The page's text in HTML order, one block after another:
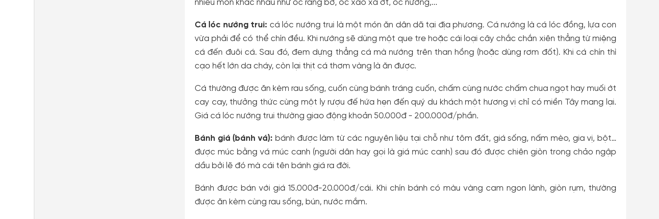
nhiều món khác nhau như ốc rang bơ, ốc xào xả ớt, ốc nướng,...
Cá lóc nướng trui: cá lóc nướng trui là một món ăn dân dã tại địa phương. Cá nướng là cá lóc đồng, lựa con
vừa phải để có thể chín đều. Khi nướng sẽ dùng một que tre hoặc cái loại cây chắc chắn xiên thẳng từ miệng
cá đến đuôi cá. Sau đó, đem dựng thẳng cá mà nướng trên than hồng (hoặc dùng rơm đốt). Khi cá chín thì
cạo hết lớn da cháy, còn lại thịt cá thơm vàng là ăn được.
Cá thường được ăn kèm rau sống, cuốn cùng bánh tráng cuốn, chấm cùng nước chấm chua ngọt hay muối ớt
cay cay, thưởng thức cùng một ly rượu đế hứa hẹn đến quý du khách một hương vị chỉ có miền Tây mang lại.
Giá cá lóc nướng trui thường giao động khoản 50.000đ - 200.000đ/phần.
Bánh giá (bánh vá): bánh được làm từ các nguyên liệu tại chỗ như tôm đất, giá sống, nấm mèo, gia vị, bột…
được múc bằng vá múc canh (người dân hay gọi là giá múc canh) sau đó được chiên giòn trong chảo ngập
dầu bởi lẽ đó mà cái tên bánh giá ra đời.
Bánh được bán với giá 15.000đ-20.000đ/cái. Khi chín bánh có màu vàng cam ngon lành, giòn rụm, thường
được ăn kèm cùng rau sống, bún, nước mắm.